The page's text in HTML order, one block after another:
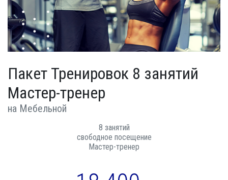
Пакет Тренировок 8 занятий
Мастер-тренер
на Мебельной
8 занятий
свободное посещение
Мастер-тренер